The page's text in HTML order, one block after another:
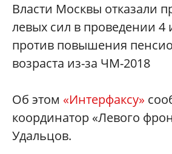
Власти Москвы отказали
левых сил в проведении
против повышения
возраста из-за ЧМ-2018
Об этом «Интерфаксу»
координатор «Левого
Удальцов.